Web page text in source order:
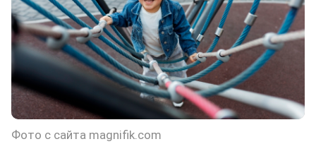
Фото с сайта magnifik.com